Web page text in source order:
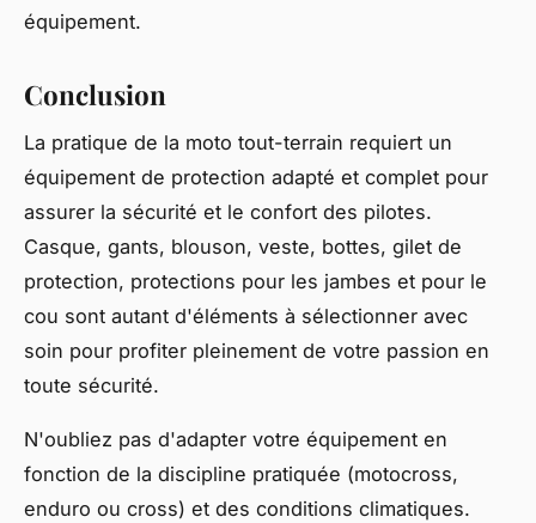
équipement.
Conclusion
La pratique de la moto tout-terrain requiert un
équipement de protection adapté et complet pour
assurer la sécurité et le confort des pilotes.
Casque, gants, blouson, veste, bottes, gilet de
protection, protections pour les jambes et pour le
cou sont autant d'éléments à sélectionner avec
soin pour profiter pleinement de votre passion en
toute sécurité.
N'oubliez pas d'adapter votre équipement en
fonction de la discipline pratiquée (motocross,
enduro ou cross) et des conditions climatiques.